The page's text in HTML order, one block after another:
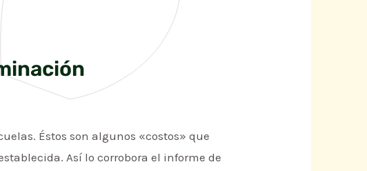
Éstos son algunos «costos» que
Así lo corrobora el informe de